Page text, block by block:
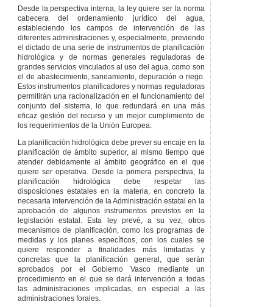
al consumo.
Cuarta
– 1.– La
creación efectiva e
inicio de las
actividades del ente
público Agencia Vasca
del Agua se
determinarán por el
Gobierno en la fecha
que
reglamentariamente
se establezca en sus
estatutos sociales.
Quinta – 1.– En
materia de
infracciones y
sanciones tributarias
se aplicará lo
dispuesto en esta ley,
y, en su defecto, la
normativa que regula
el régimen general de
infracciones y
sanciones en materia
tributaria.
Sexta
– De
conformidad con lo
establecido en el
artículo 41, las
entidades
Desde la perspectiva interna, la ley quiere ser la norma
cabecera del ordenamiento jurídico del agua,
estableciendo los campos de intervención de las
diferentes administraciones y, especialmente, previendo
el dictado de una serie de instrumentos de planificación
hidrológica y de normas generales reguladoras de
grandes servicios vinculados al uso del agua, como son
el de abastecimiento, saneamiento, depuración o riego.
Estos instrumentos planificadores y normas reguladoras
permitirán una racionalización en el funcionamiento del
conjunto del sistema, lo que redundará en una más
eficaz gestión del recurso y un mejor cumplimiento de
los requerimientos de la Unión Europea.
La planificación hidrológica debe prever su encaje en la
planificación de ámbito superior, al mismo tiempo que
atender debidamente al ámbito geográfico en el que
quiere ser operativa. Desde la primera perspectiva, la
planificación hidrológica debe respetar las
disposiciones estatales en la materia, en concreto la
necesaria intervención de la Administración estatal en la
aprobación de algunos instrumentos previstos en la
legislación estatal. Esta ley prevé, a su vez, otros
mecanismos de planificación, como los programas de
medidas y los planes específicos, con los cuales se
quiere responder a finalidades más limitadas y
concretas que la planificación general, que serán
aprobados por el Gobierno Vasco mediante un
procedimiento en el que se dará intervención a todas
las administraciones implicadas, en especial a las
administraciones forales.